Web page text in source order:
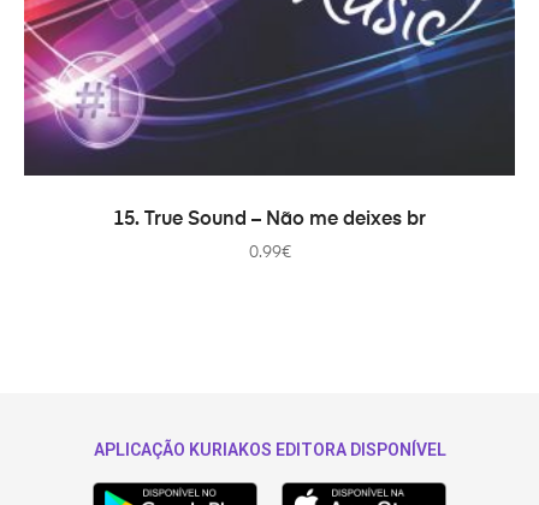
ADICIONAR
15. True Sound – Não me deixes br
0.99€
APLICAÇÃO KURIAKOS EDITORA DISPONÍVEL